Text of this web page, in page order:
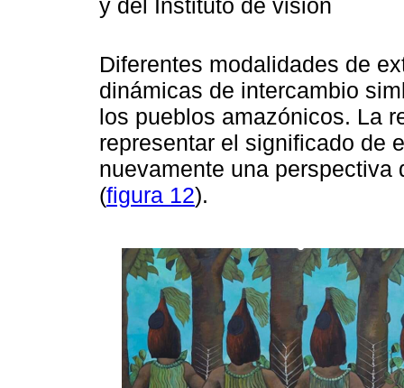
y del Instituto de visión
Diferentes modalidades de
dinámicas de intercambio
los pueblos amazónicos. La
representar el significado de
nuevamente una perspectiva
(figura 12).